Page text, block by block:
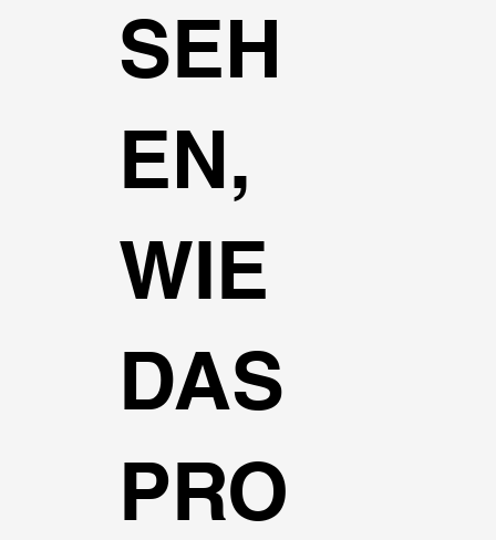
SEH
EN,
WIE
DAS
PRO